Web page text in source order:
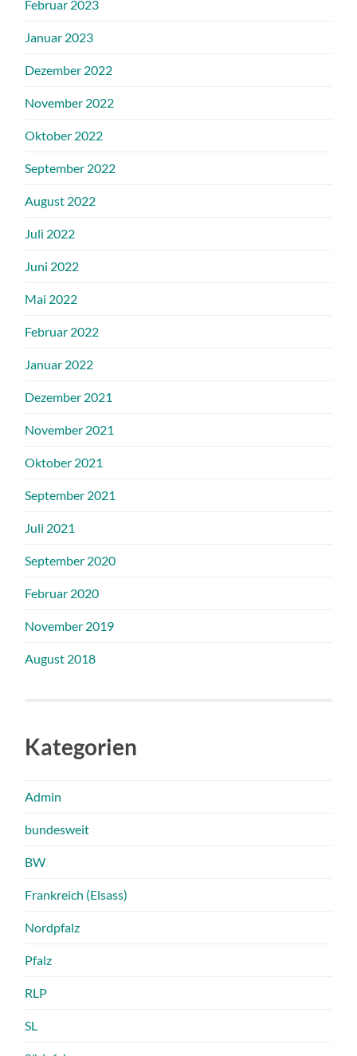
Februar 2023
Januar 2023
Dezember 2022
November 2022
Oktober 2022
September 2022
August 2022
Juli 2022
Juni 2022
Mai 2022
Februar 2022
Januar 2022
Dezember 2021
November 2021
Oktober 2021
September 2021
Juli 2021
September 2020
Februar 2020
November 2019
August 2018
Kategorien
Admin
bundesweit
BW
Frankreich (Elsass)
Nordpfalz
Pfalz
RLP
SL